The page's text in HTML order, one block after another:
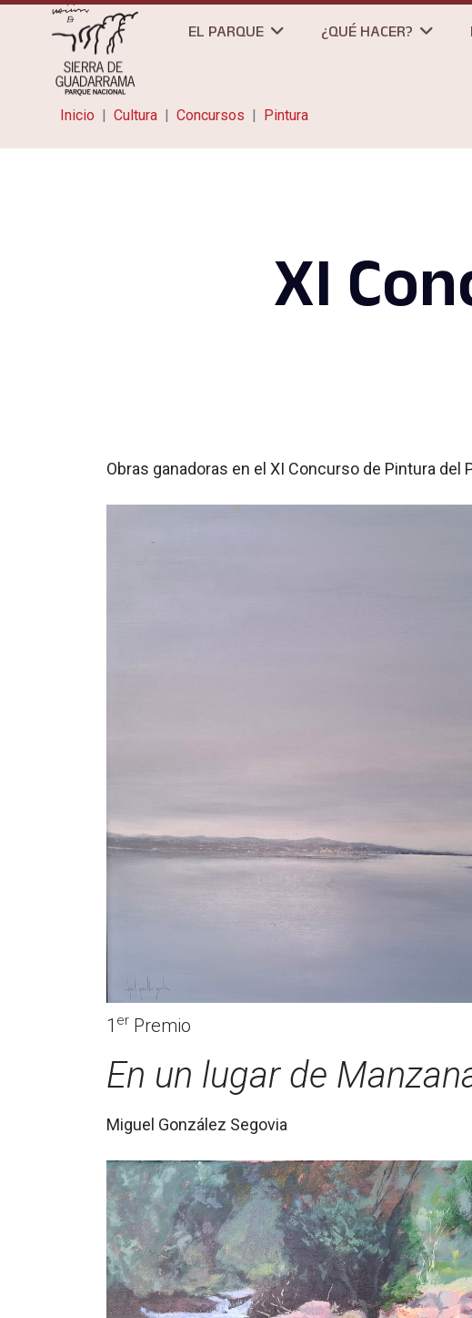
EL PARQUE ¿QUÉ HACER?
Inicio Cultura Concursos Pintura
XI
Obras ganadoras en el XI Concurso de Pintura del
1 er Premio
En un lugar de
Miguel González Segovia